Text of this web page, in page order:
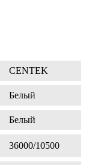
CENTEK
Белый
Белый
36000/10500